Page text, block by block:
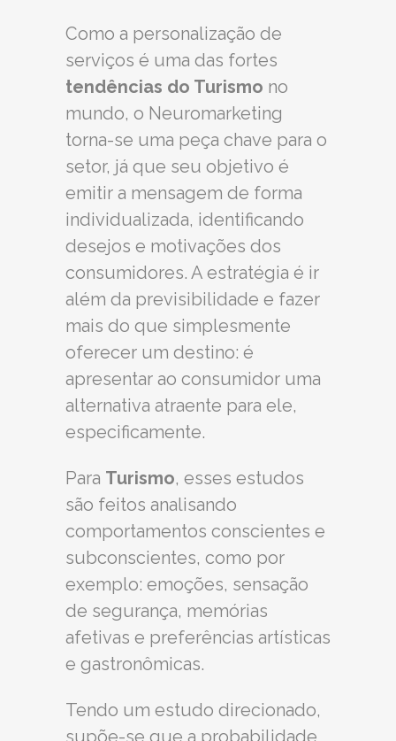
Como a personalização de
serviços é uma das fortes
tendências do Turismo no
mundo, o Neuromarketing
torna-se uma peça chave para o
setor, já que seu objetivo é
emitir a mensagem de forma
individualizada, identificando
desejos e motivações dos
consumidores. A estratégia é ir
além da previsibilidade e fazer
mais do que simplesmente
oferecer um destino: é
apresentar ao consumidor uma
alternativa atraente para ele,
especificamente.
Para Turismo, esses estudos
são feitos analisando
comportamentos conscientes e
subconscientes, como por
exemplo: emoções, sensação
de segurança, memórias
afetivas e preferências artísticas
e gastronômicas.
Tendo um estudo direcionado,
supõe-se que a probabilidade